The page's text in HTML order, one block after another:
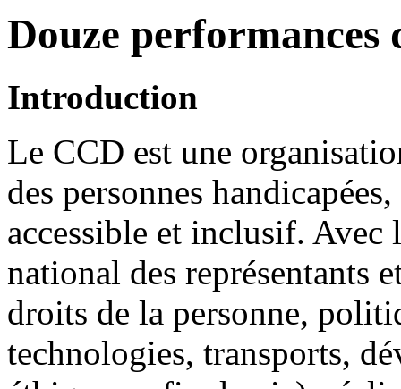
Douze performances
Introduction
Le CCD est une
des personnes
accessible et inclusif. Avec
national des représentants
droits de la personne,
technologies, transports,